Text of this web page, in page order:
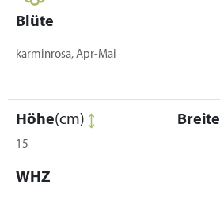
Blüte
karminrosa, Apr-Mai
Höhe(cm)
15
Breite
WHZ